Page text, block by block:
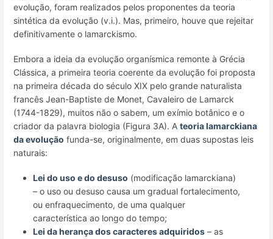
evolução, foram realizados pelos proponentes da teoria
sintética da evolução (v.i.). Mas, primeiro, houve que rejeitar
definitivamente o lamarckismo.
Embora a ideia da evolução organísmica remonte à Grécia
Clássica, a primeira teoria coerente da evolução foi proposta
na primeira década do século XIX pelo grande naturalista
francês Jean-Baptiste de Monet, Cavaleiro de Lamarck
(1744-1829), muitos não o sabem, um exímio botânico e o
criador da palavra biologia (Figura 3A). A teoria lamarckiana
da evolução funda-se, originalmente, em duas supostas leis
naturais:
Lei do uso e do desuso (modificação lamarckiana)
– o uso ou desuso causa um gradual fortalecimento,
ou enfraquecimento, de uma qualquer
característica ao longo do tempo;
Lei da herança dos caracteres adquiridos – as